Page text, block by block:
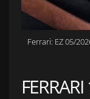
Ferrari: EZ 05/